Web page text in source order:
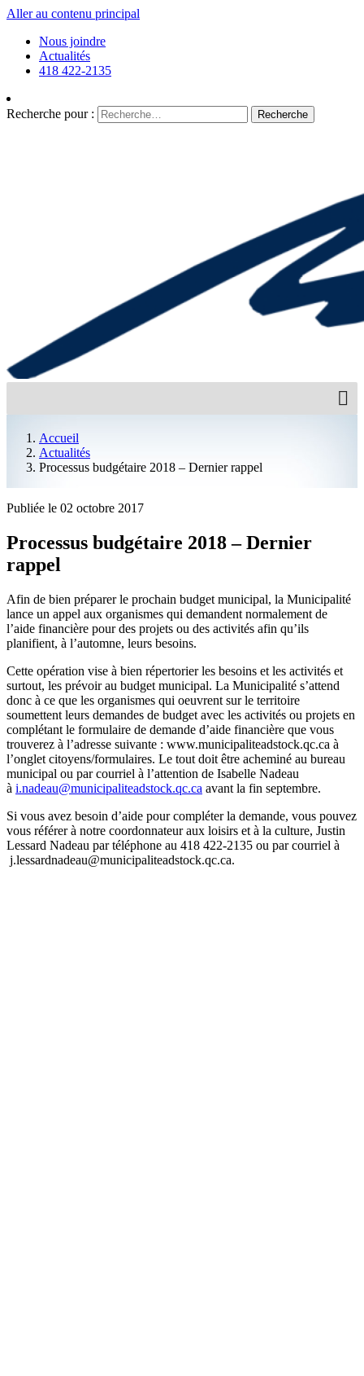
Aller au contenu principal
Nous joindre
Actualités
418 422-2135
Recherche pour : Recherche
Accueil
Actualités
Processus budgétaire 2018 – Dernier rappel
Publiée le 02 octobre 2017
Processus budgétaire 2018 – Dernier
rappel
Afin de bien préparer le prochain budget municipal, la Municipalité
lance un appel aux organismes qui demandent normalement de
l’aide financière pour des projets ou des activités afin qu’ils
planifient, à l’automne, leurs besoins.
Cette opération vise à bien répertorier les besoins et les activités et
surtout, les prévoir au budget municipal. La Municipalité s’attend
donc à ce que les organismes qui oeuvrent sur le territoire
soumettent leurs demandes de budget avec les activités ou projets en
complétant le formulaire de demande d’aide financière que vous
trouverez à l’adresse suivante : www.municipaliteadstock.qc.ca à
l’onglet citoyens/formulaires. Le tout doit être acheminé au bureau
municipal ou par courriel à l’attention de Isabelle Nadeau
à i.nadeau@municipaliteadstock.qc.ca avant la fin septembre.
Si vous avez besoin d’aide pour compléter la demande, vous pouvez
vous référer à notre coordonnateur aux loisirs et à la culture, Justin
Lessard Nadeau par téléphone au 418 422-2135 ou par courriel à
j.lessardnadeau@municipaliteadstock.qc.ca.